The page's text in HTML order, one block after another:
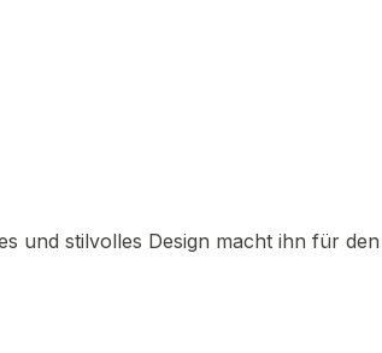
und stilvolles Design macht ihn für